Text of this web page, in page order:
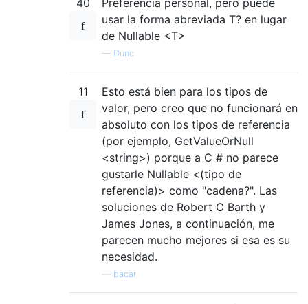
usar la forma abreviada T? en lugar
de Nullable <T>
— Dunc
11
Esto está bien para los tipos de
valor, pero creo que no funcionará en
absoluto con los tipos de referencia
(por ejemplo, GetValueOrNull
<string>) porque a C # no parece
gustarle Nullable <(tipo de
referencia)> como "cadena?". Las
soluciones de Robert C Barth y
James Jones, a continuación, me
parecen mucho mejores si esa es su
necesidad.
bacar